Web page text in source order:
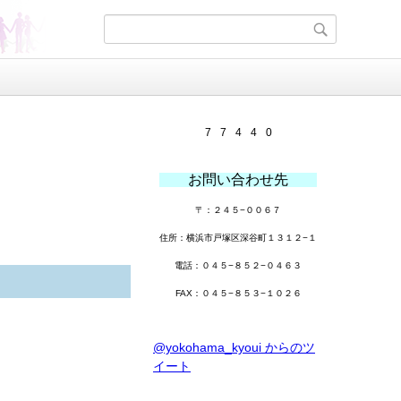
7 7 4 4 0
お問い合わせ先
〒：２４５−００６７
住所：横浜市戸塚区深谷町１３１２−１
電話：０４５−８５２−０４６３
FAX：０４５−８５３−１０２６
@yokohama_kyoui からのツ
イート